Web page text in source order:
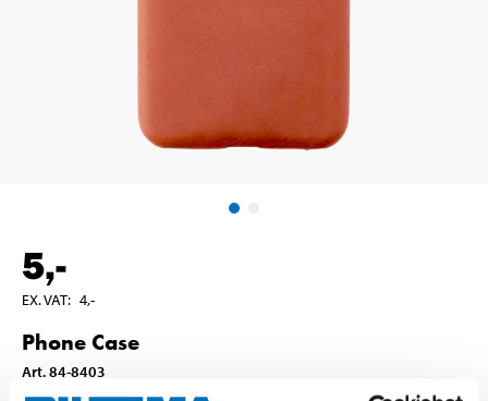
5,-
EX. VAT: 4,-
Phone Case
Art.84-8403